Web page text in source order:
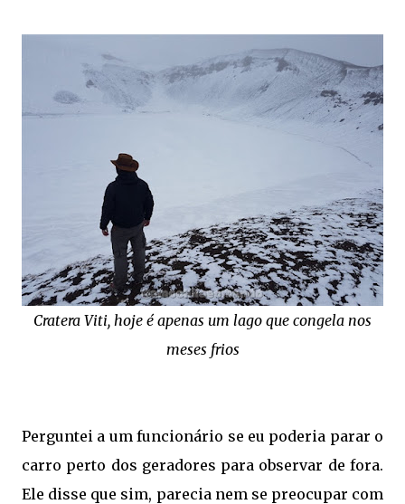
Cratera Viti, hoje é apenas um lago que congela nos
meses frios
Perguntei a um funcionário se eu poderia parar o
carro perto dos geradores para observar de fora.
Ele disse que sim, parecia nem se preocupar com